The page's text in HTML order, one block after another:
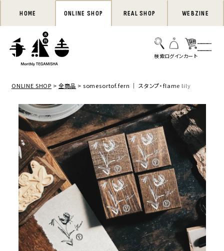
HOME ONLINE SHOP REAL SHOP WEBZINE
ONLINE SHOP 全商品 somesortof.fern ｜ スタンプ・flame lily